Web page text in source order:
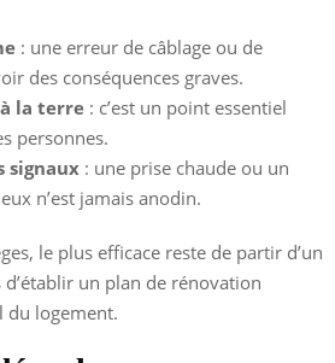
: une erreur de câblage ou de
des conséquences graves.
la terre : c’est un point essentiel
personnes.
signaux : une prise chaude ou un
n’est jamais anodin.
le plus efficace reste de partir d’un
un plan de rénovation
du logement.